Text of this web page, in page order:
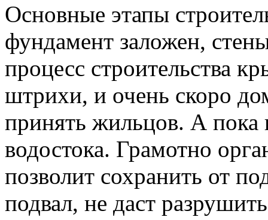
Основные этапы
фундамент заложен,
процесс строительства
штрихи, и очень скоро
принять жильцов. А пока
водостока. Грамотно
позволит сохранить от
подвал, не даст